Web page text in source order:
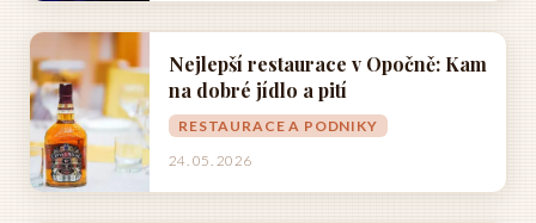
Nejlepší restaurace v Opočně: Kam
na dobré jídlo a pití
RESTAURACE A PODNIKY
24. 05. 2026